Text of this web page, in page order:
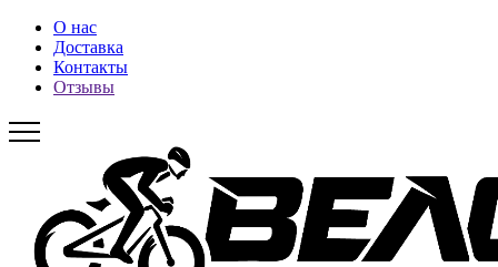
О нас
Доставка
Контакты
Отзывы